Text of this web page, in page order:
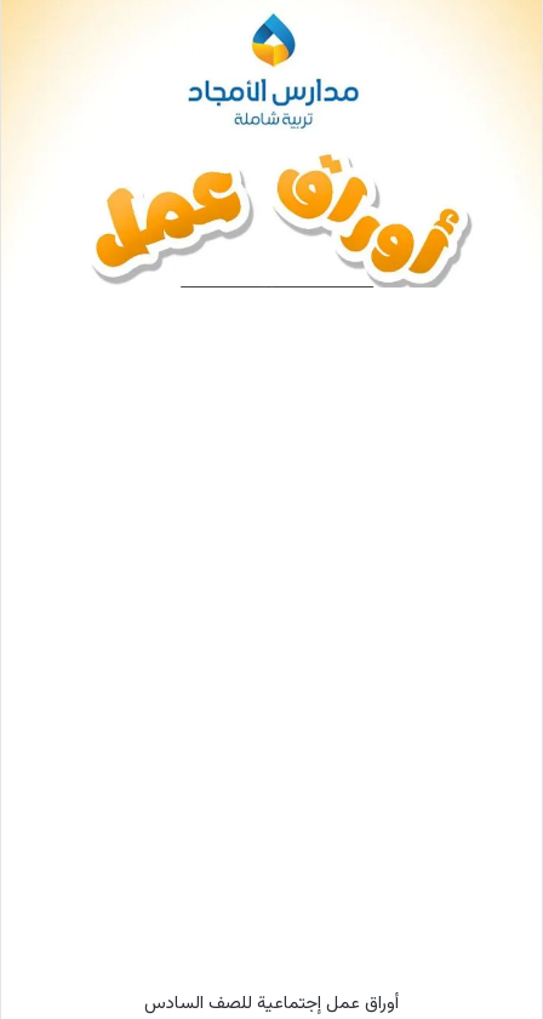
أوراق عمل إجتماعية للصف السادس